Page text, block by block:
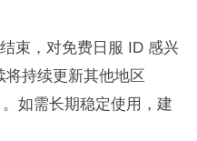
束，对免费日服 ID 感兴
将持续更新其他地区
如需长期稳定使用，建